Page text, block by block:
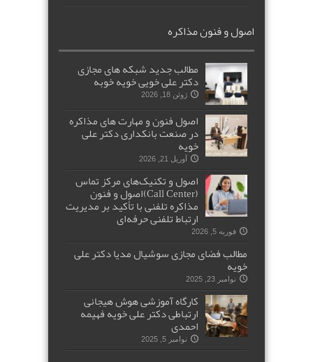
اصول و فنون مذاکره
مطالب جدید شبکه های مجازی
دکتر علی خویی خویه خوبه
ژوئن 18, 2026
اصول فنون و مهارت های مذاکره
در صنعت بانکداری دکتر علی
خویه
آوریل 21, 2026
اصول و تکنیک‌های مرکز تماس
(Call Center)اصول و فنون
مذاکره تلفنی با تأکید بر مدیریت
ارتباط تلفنی حرفه‌ای
فوریه 5, 2026
مطالب فضای مجازی سوشیال مدیا دکتر علی
خویه
نوامبر 23, 2025
کارگاه آموزشی هوش هیجانی
ارتباطی دکتر علی خویه فهیمه
احمدی
نوامبر 5, 2025